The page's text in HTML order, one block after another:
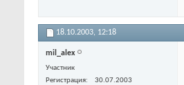
18.10.2003, 12:18
mil_alex
Участник
Регистрация
30.07.2003